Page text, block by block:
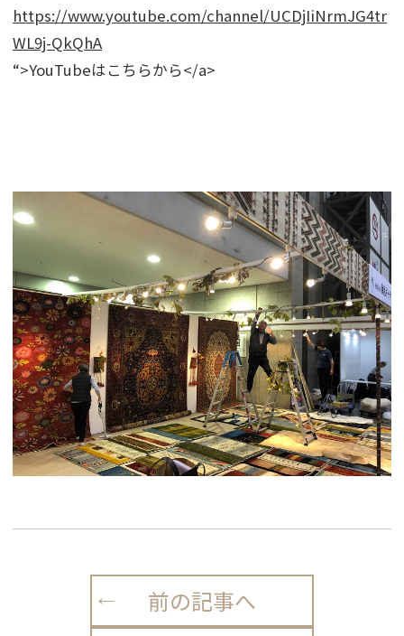
https://www.youtube.com/channel/UCDjIiNrmJG4tr
WL9j-QkQhA
“>YouTubeはこちらから</a>
前の記事へ